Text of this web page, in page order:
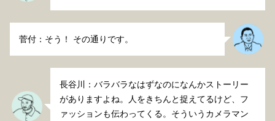
菅付：そう！ その通りです。
長谷川：バラバラなはずなのになんかストーリー
がありますよね。人をきちんと捉えてるけど、フ
ァッションも伝わってくる。そういうカメラマン